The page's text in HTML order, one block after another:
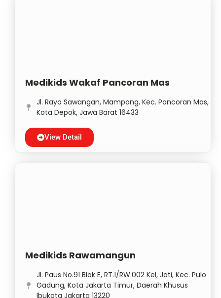
Medikids Wakaf Pancoran Mas
Jl. Raya Sawangan, Mampang, Kec. Pancoran Mas,
Kota Depok, Jawa Barat 16433
View Detail
Medikids Rawamangun
Jl. Paus No.91 Blok E, RT.1/RW.002 Kel, Jati, Kec. Pulo
Gadung, Kota Jakarta Timur, Daerah Khusus
Ibukota Jakarta 13220